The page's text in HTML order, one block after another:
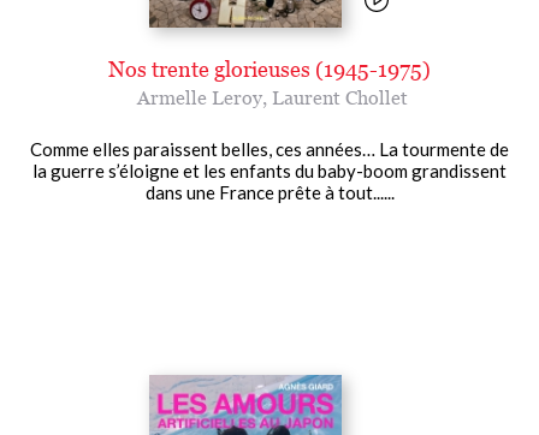
Nos trente glorieuses (1945-1975)
Armelle Leroy, Laurent Chollet
Comme elles paraissent belles, ces années… La tourmente de
la guerre s’éloigne et les enfants du baby-boom grandissent
dans une France prête à tout......